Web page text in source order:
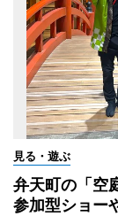
見る・遊ぶ
弁天町の「空
参加型ショー